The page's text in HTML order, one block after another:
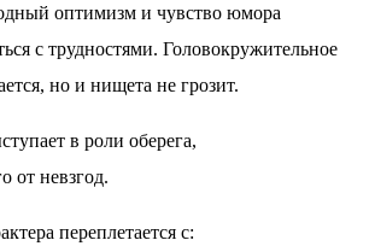
оптимизм и чувство юмора
с трудностями. Головокружительное
но и нищета не грозит.
в роли оберега,
от невзгод.
переплетается с: